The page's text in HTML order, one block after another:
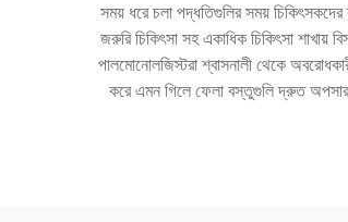
সময় ধরে চলা পদ্ধতিগুলির সময়
জরুরি চিকিৎসা সহ একাধিক চিকিৎসা
পালমোনোলজিস্টরা শ্বাসনালী থেকে
করে এমন গিলে ফেলা বস্তুগুলি দ্রুত